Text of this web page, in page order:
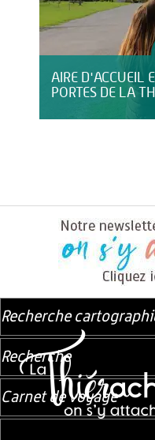
AIRE D'ACCUEIL
PORTES DE LA
Recherche
Recherche
Carnet de voyage